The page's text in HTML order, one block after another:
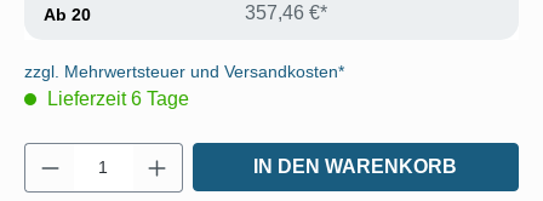
Ab 20 357,46 €*
zzgl. Mehrwertsteuer und Versandkosten*
Lieferzeit 6 Tage
Produkt Anzahl: Gib den gewünschten
IN DEN WARENKORB